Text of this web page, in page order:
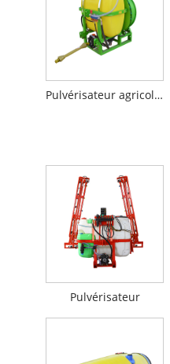
Pulvérisateur agricole pour verger
Pulvérisateur